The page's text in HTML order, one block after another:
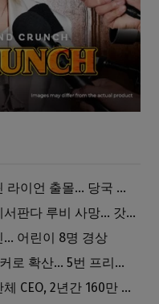
샌디마스 주택가에 대형 마운틴 라이언 출몰… 당국 긴급 대응, 주민 접근 자제 당부
산타바바라 동물원 사랑받던 레서판다 루비 사망… 갓 태어난 새끼 2마리 잃은 지 수주 만
… 어린이 8명 경상
고먼 인근 리지 산불 1,000에이커로 확산… 5번 프리웨이 양방향 전면 폐쇄
세금 지원받는 남가주 비영리단체 CEO, 2년간 160만 달러 이상 받아… 미사용 휴가수당만 수십만 달러